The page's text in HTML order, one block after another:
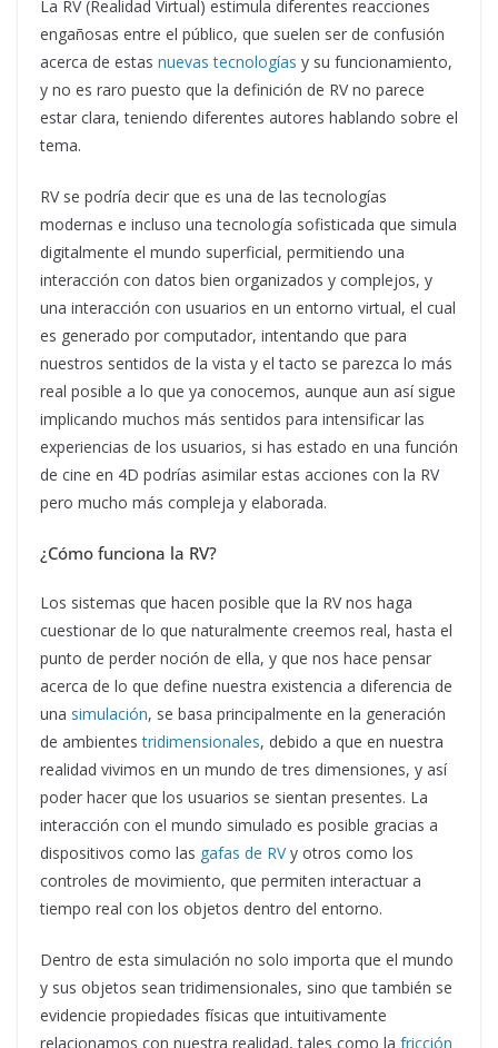
La RV (Realidad Virtual) estimula diferentes reacciones
engañosas entre el público, que suelen ser de confusión
acerca de estas nuevas tecnologías y su funcionamiento,
y no es raro puesto que la definición de RV no parece
estar clara, teniendo diferentes autores hablando sobre el
tema.
RV se podría decir que es una de las tecnologías
modernas e incluso una tecnología sofisticada que simula
digitalmente el mundo superficial, permitiendo una
interacción con datos bien organizados y complejos, y
una interacción con usuarios en un entorno virtual, el cual
es generado por computador, intentando que para
nuestros sentidos de la vista y el tacto se parezca lo más
real posible a lo que ya conocemos, aunque aun así sigue
implicando muchos más sentidos para intensificar las
experiencias de los usuarios, si has estado en una función
de cine en 4D podrías asimilar estas acciones con la RV
pero mucho más compleja y elaborada.
¿Cómo funciona la RV?
Los sistemas que hacen posible que la RV nos haga
cuestionar de lo que naturalmente creemos real, hasta el
punto de perder noción de ella, y que nos hace pensar
acerca de lo que define nuestra existencia a diferencia de
una simulación, se basa principalmente en la generación
de ambientestridimensionales, debido a que en nuestra
realidad vivimos en un mundo de tres dimensiones, y así
poder hacer que los usuarios se sientan presentes. La
interacción con el mundo simulado es posible gracias a
dispositivos como las gafas de RVy otros como los
controles de movimiento, que permiten interactuar a
tiempo real con los objetos dentro del entorno.
Dentro de esta simulación no solo importa que el mundo
y sus objetos sean tridimensionales, sino que también se
evidencie propiedades físicas que intuitivamente
relacionamos con nuestra realidad, tales como la fricción